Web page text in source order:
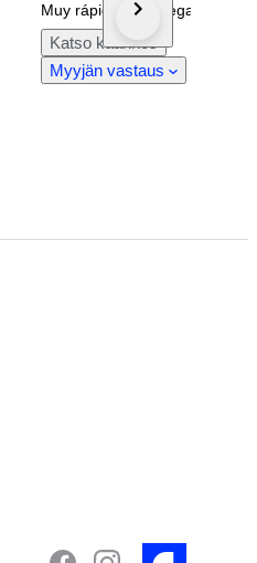
Muy rápida la entrega
Katso käännös
Myyjän vastaus